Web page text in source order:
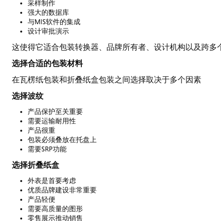
采样制作
强大的数据库
与MIS软件的集成
设计审批演示
这使得它适合包装转换器、品牌所有者、设计机构以及跨多
选择合适的包装材料
在瓦楞纸包装和折叠纸盒包装之间选择取决于多个因素
选择波纹
产品保护至关重要
需要运输耐用性
产品很重
包装必须叠放在托盘上
需要SRP功能
选择折叠纸盒
外表是首要考虑
优质品牌建设非常重要
产品轻便
需要高质量的图形
零售展示推动销售